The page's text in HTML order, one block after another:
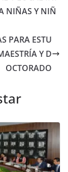
NIÑAS Y NIÑ
PARA ESTU
Y D
OCTORADO